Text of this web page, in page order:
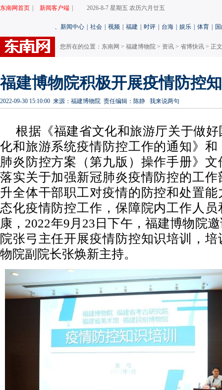
东南网首页 新闻客户端 2026-8-7 星期五 农历六月廿五
、 新闻中心 社会 视频 福建 时评 台海 娱乐 体育
您所在的位置： 东南网 > 福建博物院 > 资讯 > 省博快讯 > 正文
福建博物院积极开展疫情防控
2022-09-30 15:10:00 来源：福建博物院 责任编辑：陈静 我来说两句
根据《福建省文化和旅游厅关于做
化和旅游系统疫情防控工作的通知》
肺炎防控方案（第九版）操作手册》
落实关于加强新冠肺炎疫情防控的工
升全体干部职工对疫情的防控和处置
态化疫情防控工作，保障院内工作人
康，2022年9月23日下午，福建博物院
院张弓主任开展疫情防控知识培训，
物院副院长张焕新主持。